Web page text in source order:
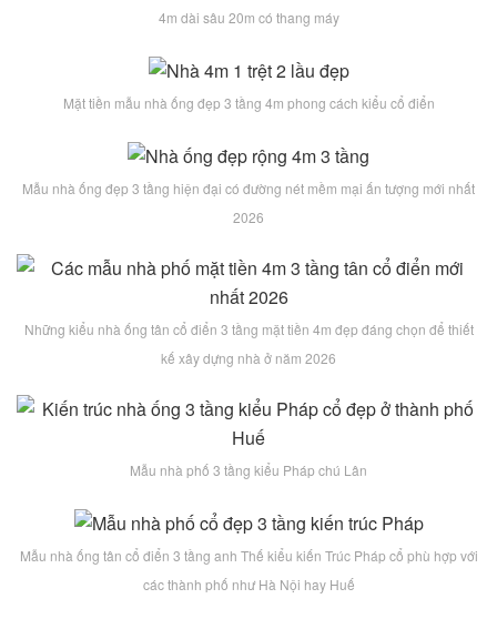
4m dài sâu 20m có thang máy
Mặt tiền mẫu nhà ống đẹp 3 tầng 4m phong cách kiểu cổ điển
Mẫu nhà ống đẹp 3 tầng hiện đại có đường nét mềm mại ấn tượng mới nhất
2026
Những kiểu nhà ống tân cổ điển 3 tầng mặt tiền 4m đẹp đáng chọn để thiết
kế xây dựng nhà ở năm 2026
Mẫu nhà phố 3 tầng kiểu Pháp chú Lân
Mẫu nhà ống tân cổ điển 3 tầng anh Thế kiểu kiến Trúc Pháp cổ phù hợp với
các thành phố như Hà Nội hay Huế